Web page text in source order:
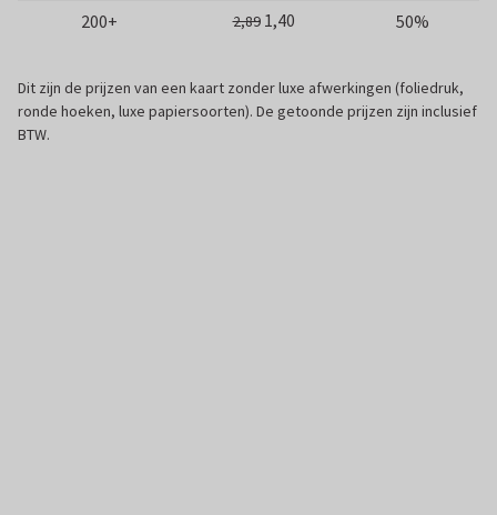
200+
2,89 1,40 50%
Dit zijn de prijzen van een kaart zonder luxe afwerkingen (foliedruk,
ronde hoeken, luxe papiersoorten). De getoonde prijzen zijn inclusief
BTW.